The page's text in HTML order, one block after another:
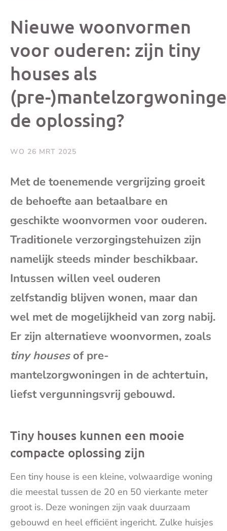
bericht
Facebook
bericht
X e-
Nieuwe woonvormen
voor ouderen: zijn tiny
houses als
(pre-
de oplossing?
WO 26 MRT 2025
Met de toenemende vergrijzing groeit
de behoefte aan betaalbare en
geschikte woonvormen voor ouderen.
Traditionele verzorgingstehuizen zijn
namelijk steeds minder beschikbaar.
Intussen willen veel ouderen
zelfstandig blijven wonen, maar dan
wel met de mogelijkheid van zorg nabij.
Er zijn alternatieve woonvormen, zoals
tiny housesof pre-
mantelzorgwoningen in de achtertuin,
liefst vergunningsvrij gebouwd.
Tiny houses kunnen een mooie
compacte oplossing zijn
Een tiny house is een kleine, volwaardige woning
die meestal tussen de 20 en 50 vierkante meter
groot is. Deze woningen zijn vaak duurzaam
gebouwd en heel efficiënt ingericht. Zulke huisjes